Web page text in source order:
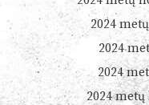
2024
2024
2024
2024